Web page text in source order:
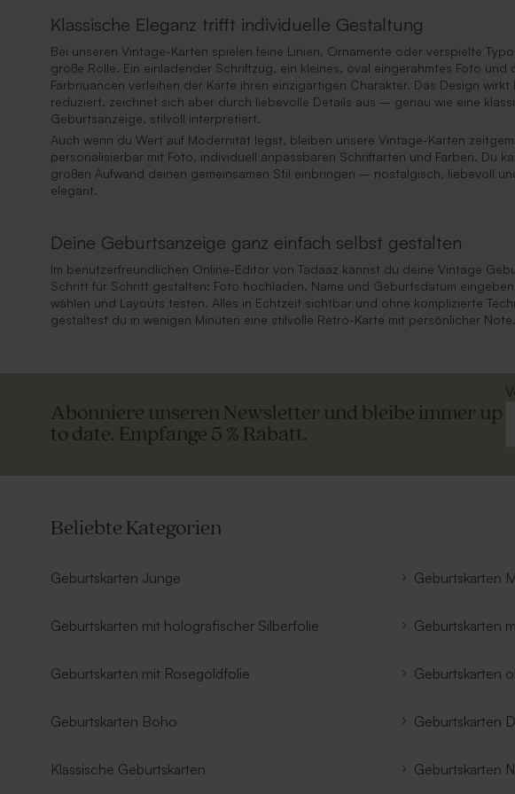
Klassische Eleganz trifft individuelle Gestaltung
Bei unseren Vintage-Karten spielen feine Linien, Ornamente oder verspielte
große Rolle. Ein einladender Schriftzug, ein kleines, oval eingerahmtes Foto und
Farbnuancen verleihen der Karte ihren einzigartigen Charakter. Das Design wirkt
reduziert, zeichnet sich aber durch liebevolle Details aus – genau wie eine
Geburtsanzeige, stilvoll interpretiert.
Auch wenn du Wert auf Modernität legst, bleiben unsere Vintage-Karten
personalisierbar mit Foto, individuell anpassbaren Schriftarten und Farben. Du
großen Aufwand deinen gemeinsamen Stil einbringen – nostalgisch, liebevoll
elegant.
Deine Geburtsanzeige ganz einfach selbst gestalten
Im benutzerfreundlichen Online-Editor von Tadaaz kannst du deine Vintage
Schritt für Schritt gestalten: Foto hochladen, Name und Geburtsdatum
wählen und Layouts testen. Alles in Echtzeit sichtbar und ohne komplizierte
gestaltest du in wenigen Minuten eine stilvolle Retro-Karte mit persönlicher Note.
Abonniere unseren Newsletter und bleibe immer up
to date. Empfange 5 % Rabatt.
Beliebte Kategorien
Geburtskarten Junge Geburtskarten
Geburtskarten mit holografischer Silberfolie Geburtskarten
Geburtskarten mit Rosegoldfolie Geburtskarten
Geburtskarten Boho Geburtskarten
Klassische Geburtskarten Geburtskarten